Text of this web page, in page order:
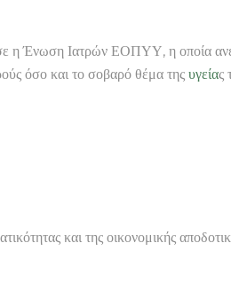
η Ένωση Ιατρών ΕΟΠΥΥ, η οποία
όσο και το σοβαρό θέμα της υγείας
και της οικονομικής